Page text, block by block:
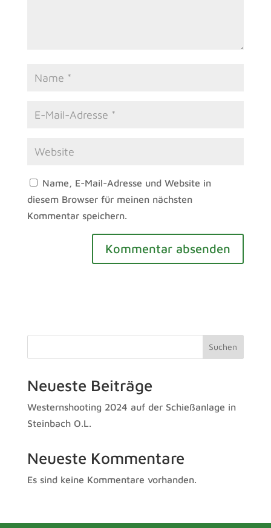
Name, E-Mail-Adresse und Website in
diesem Browser für meinen nächsten
Kommentar speichern.
r
t
i
v
:
Suchen
Neueste Beiträge
Westernshooting 2024 auf der Schießanlage in
Steinbach O.L.
Neueste Kommentare
Es sind keine Kommentare vorhanden.